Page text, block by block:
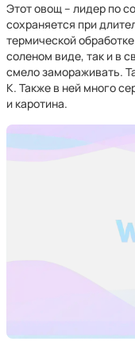
Этот овощ – лидер по
сохраняется при
термической
соленом виде, так и в
смело замораживать.
К. Также в ней много
и каротина.